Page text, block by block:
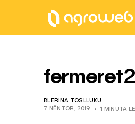
BLERINA TOSLLUKU
7 NËNTOR, 2019
1 MINUTA